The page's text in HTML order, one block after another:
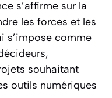
s’affirme sur la
les forces et les
s’impose comme
souhaitant
outils numériques